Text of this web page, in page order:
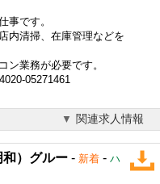
事です。
内清掃、在庫管理などを
ン業務が必要です。
05271461
関連求人情報
）グルー - 新着 - ハ